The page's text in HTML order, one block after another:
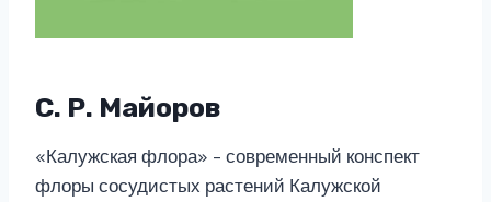
С. Р. Майоров
«Калужская флора» – современный конспект
флоры сосудистых растений Калужской